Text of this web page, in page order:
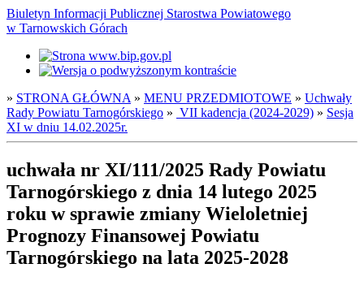
Biuletyn Informacji Publicznej Starostwa Powiatowego
w Tarnowskich Górach
» STRONA GŁÓWNA » MENU PRZEDMIOTOWE » Uchwały
Rady Powiatu Tarnogórskiego » VII kadencja (2024-2029) » Sesja
XI w dniu 14.02.2025r.
uchwała nr XI/111/2025 Rady Powiatu
Tarnogórskiego z dnia 14 lutego 2025
roku w sprawie zmiany Wieloletniej
Prognozy Finansowej Powiatu
Tarnogórskiego na lata 2025-2028